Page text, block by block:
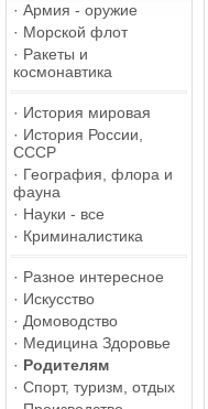
· Армия - оружие
· Морской флот
· Ракеты и
космонавтика
· История мировая
· История России,
СССР
· География, флора и
фауна
· Науки - все
· Криминалистика
· Разное интересное
· Искусство
· Домоводство
· Медицина Здоровье
· Родителям
· Спорт, туризм, отдых